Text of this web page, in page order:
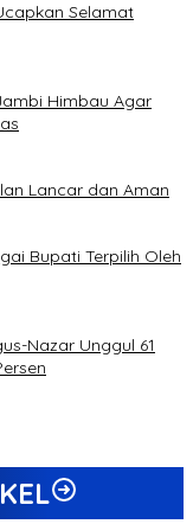
Selamat
Himbau Agar
Lancar dan Aman
Bupati Terpilih Oleh
Nazar Unggul 61